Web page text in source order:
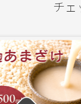
チェ